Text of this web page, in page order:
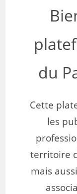
du
Cette
les
territoire
mais